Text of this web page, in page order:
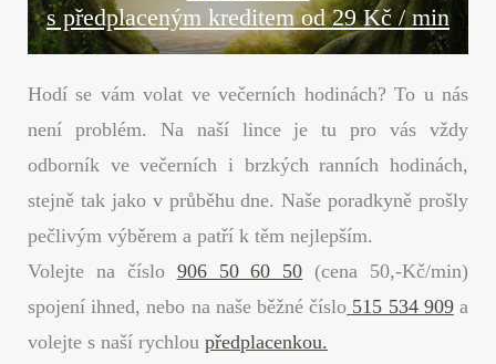
s předplaceným kreditem od 29 Kč / min
Hodí se vám volat ve večerních hodinách? To u nás
není problém. Na naší lince je tu pro vás vždy
odborník ve večerních i brzkých ranních hodinách,
stejně tak jako v průběhu dne. Naše poradkyně prošly
pečlivým výběrem a patří k těm nejlepším.
Volejte na číslo 906 50 60 50 (cena 50,-Kč/min)
spojení ihned, nebo na naše běžné číslo 515 534 909a
volejte s naší rychlou předplacenkou.